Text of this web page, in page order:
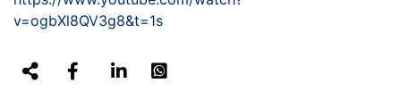
v=ogbXl8QV3g8&t=1s